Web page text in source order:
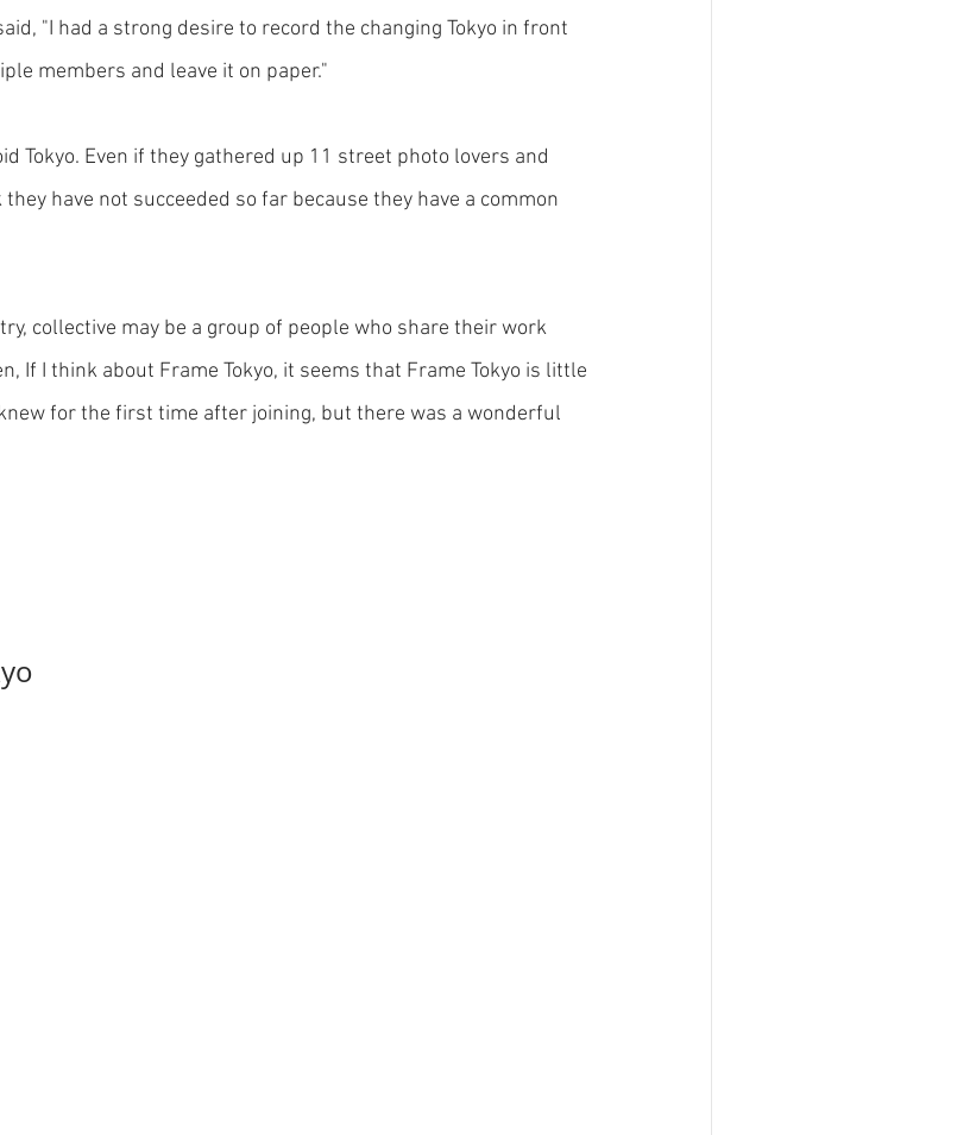
"I had a strong desire to record the changing Tokyo in front
members and leave it on paper."
Tokyo. Even if they gathered up 11 street photo lovers and
they have not succeeded so far because they have a common
collective may be a group of people who share their work
If I think about Frame Tokyo, it seems that Frame Tokyo is little
for the first time after joining, but there was a wonderful